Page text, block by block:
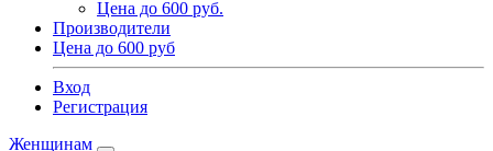
Цена до 600 руб.
Производители
Цена до 600 руб
Вход
Регистрация
Женщинам